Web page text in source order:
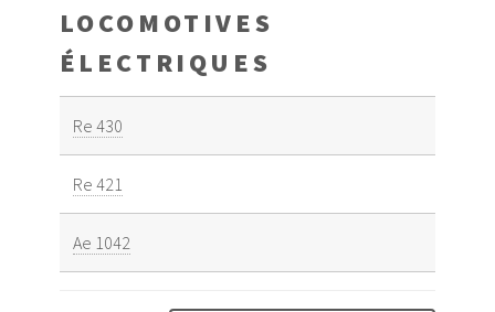
LOCOMOTIVES
ÉLECTRIQUES
Re 430
Re 421
Ae 1042